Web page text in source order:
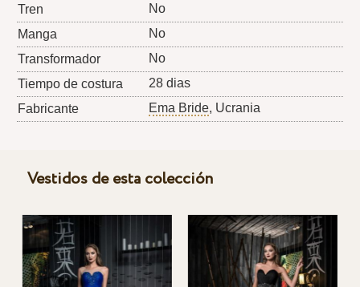
Tren
No
Manga
No
Transformador
No
Tiempo de costura
28 dias
Fabricante
Ema Bride, Ucrania
Vestidos de esta colección